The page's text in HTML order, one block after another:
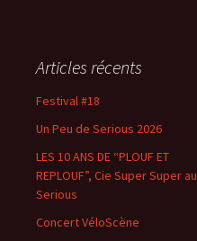
r
c
e
r
:
Articles récents
Festival #18
Un Peu de Serious 2026
LES 10 ANS DE “PLOUF ET
REPLOUF”, Cie Super Super au
Serious
Concert VéloScène